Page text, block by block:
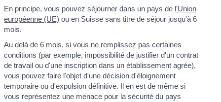
En principe, vous pouvez séjourner dans un pays de l'Union
européenne (UE) ou en Suisse sans titre de séjour jusqu'à 6
mois.
Au delà de 6 mois, si vous ne remplissez pas certaines
conditions (par exemple, impossibilité de justifier d'un contrat
de travail ou d'une inscription dans un établissement agrée),
vous pouvez faire l'objet d'une décision d'éloignement
temporaire ou d'expulsion définitive. Il en est de même si
vous représentez une menace pour la sécurité du pays